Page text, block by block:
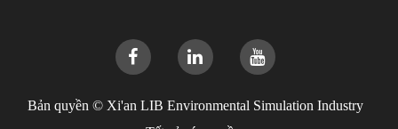
Bản quyền © Xi'an LIB Environmental Simulation Industry